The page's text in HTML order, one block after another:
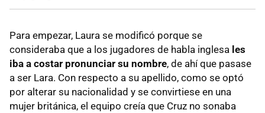
Para empezar, Laura se modificó porque se
consideraba que a los jugadores de habla inglesa les
iba a costar pronunciar su nombre, de ahí que pasase
a ser Lara. Con respecto a su apellido, como se optó
por alterar su nacionalidad y se convirtiese en una
mujer británica, el equipo creía que Cruz no sonaba